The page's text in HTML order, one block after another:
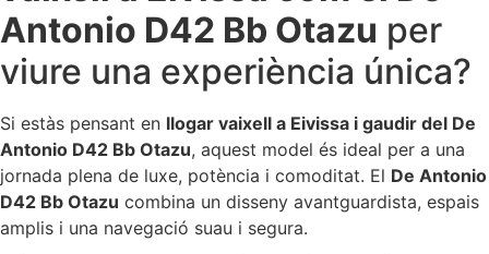
Antonio D42 Bb Otazu per
viure una experiència única?
Si estàs pensant en llogar vaixell a Eivissa i gaudir del De
Antonio D42 Bb Otazu, aquest model és ideal per a una
jornada plena de luxe, potència i comoditat. El De Antonio
D42 Bb Otazu combina un disseny avantguardista, espais
amplis i una navegació suau i segura.